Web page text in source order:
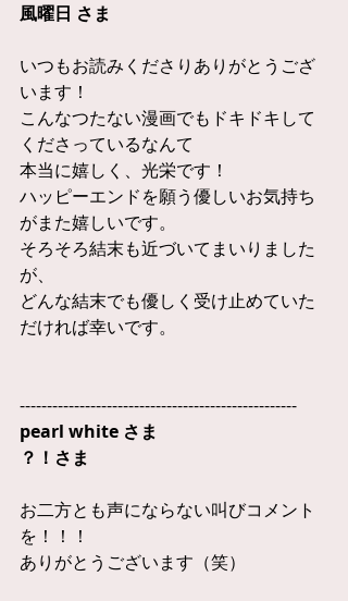
風曜日 さま
いつもお読みくださりありがとうござ
います！
こんなつたない漫画でもドキドキして
くださっているなんて
本当に嬉しく、光栄です！
ハッピーエンドを願う優しいお気持ち
がまた嬉しいです。
そろそろ結末も近づいてまいりました
が、
どんな結末でも優しく受け止めていた
だければ幸いです。
---------------------------------------------------
pearl white さま
？！さま
お二方とも声にならない叫びコメント
を！！！
ありがとうございます（笑）